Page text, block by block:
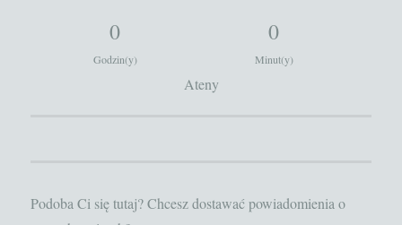
0
Godzin(y)
0
Minut(y)
Ateny
Podoba Ci się tutaj? Chcesz dostawać powiadomienia o